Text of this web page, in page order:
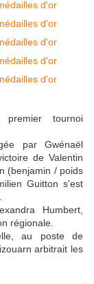
tournoi
par Gwénaël
de Valentin
(benjamin / poids
Guitton s'est
Humbert,
régionale.
au poste de
arbitrait les